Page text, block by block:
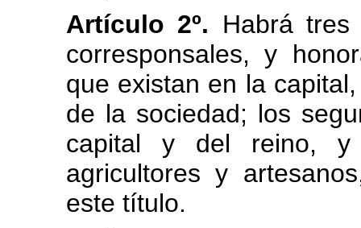
Artículo 2º. Habrá tres
corresponsales, y
que existan en la
de la sociedad; los
capital y del reino, y
agricultores y
este título.